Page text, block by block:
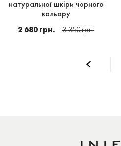
натуральної шкіри чорного
кольору
2 680 грн. 3 350 грн.